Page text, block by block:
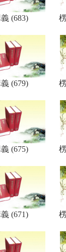
(683)
(679)
(675)
(671)